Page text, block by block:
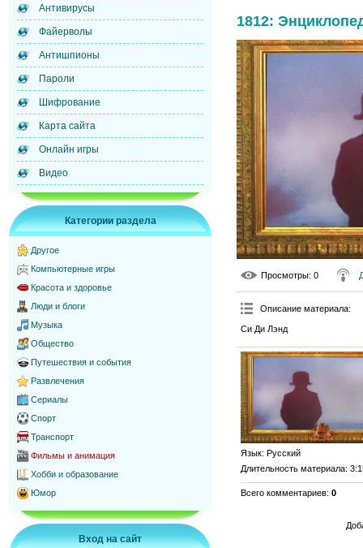
Антивирусы
Файерволы
Антишпионы
Пароли
Шифрование
Карта сайта
Онлайн игры
Видео
Категории раздела
Другое
Компьютерные игры
Красота и здоровье
Люди и блоги
Музыка
Общество
Путешествия и события
Развлечения
Сериалы
Спорт
Транспорт
Фильмы и анимация
Хобби и образование
Юмор
Вход на сайт
1812:
Просмотры: 0
Описание материала:
Си Ди Лэнд
Язык: Русский
Длительность материала:
Всего комментариев: 0